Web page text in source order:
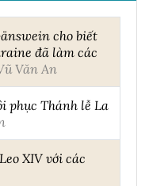
cho biết
đã làm các
Văn An
phục Thánh lễ La
XIV với các